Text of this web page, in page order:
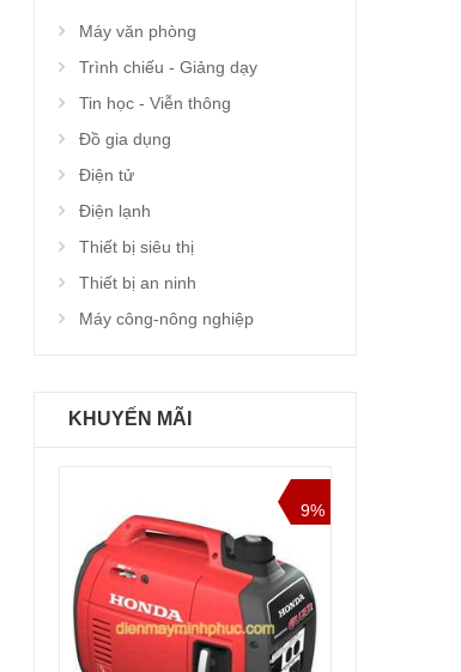
Máy văn phòng
Trình chiếu - Giảng dạy
Tin học - Viễn thông
Đồ gia dụng
Điện tử
Điện lạnh
Thiết bị siêu thị
Thiết bị an ninh
Máy công-nông nghiệp
KHUYẾN MÃI
9%